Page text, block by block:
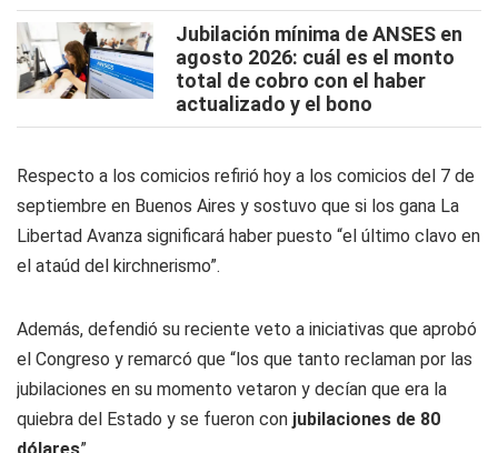
Jubilación mínima de ANSES en
agosto 2026: cuál es el monto
total de cobro con el haber
actualizado y el bono
Respecto a los comicios refirió hoy a los comicios del 7 de
septiembre en Buenos Aires y sostuvo que si los gana La
Libertad Avanza significará haber puesto “el último clavo en
el ataúd del kirchnerismo”.
Además, defendió su reciente veto a iniciativas que aprobó
el Congreso y remarcó que “los que tanto reclaman por las
jubilaciones en su momento vetaron y decían que era la
quiebra del Estado y se fueron con jubilaciones de 80